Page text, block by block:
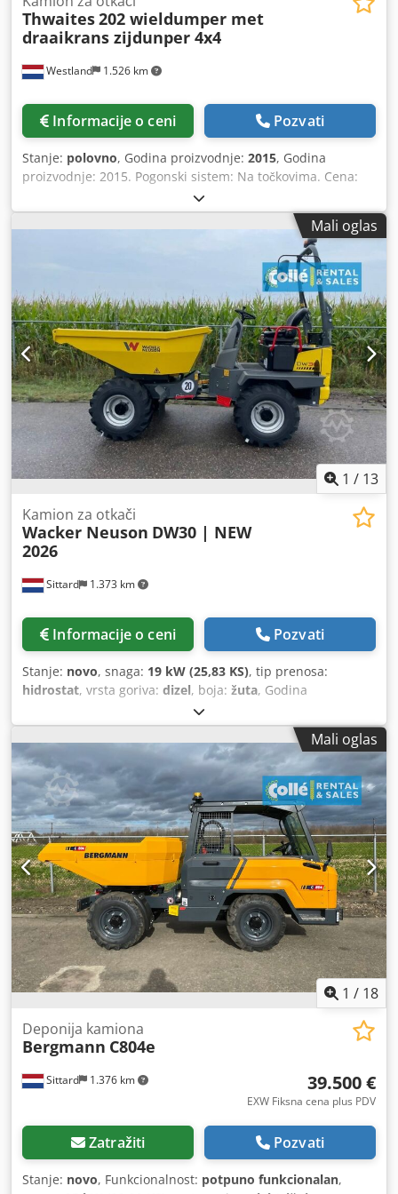
Westland 1.526 km
Thwaites202 wieldumper met
draaikrans zijdunper 4x4
Informacije o ceni Pozvati
Stanje: polovno, Godina proizvodnje: 2015, Godina
proizvodnje: 2015. Pogonski sistem: Na točkovima. Cena:
Na upit. Proizvođač: Thwaites JP. Dwsdpfx Abezlq Dholoa
Mali oglas
1 / 13
Sittard 1.373 km
Kamion za otkači
Wacker Neuson DW30 | NEW
2026
Informacije o ceni Pozvati
Stanje: novo, snaga: 19 kW (25,83 KS), tip prenosa:
hidrostat, vrsta goriva: dizel, boja: žuta, Godina
, radni sati:1 h
prostora:2 m³, gorivo:dizel, Tehničke informacije Marka
motora: 3TNV76 Diesel Maksimalna brzina: 20 km/h Masa
bez tereta: 2.142 kg Funkcionalno CE-oznake: da Stanje
Opšte stanje: veoma dobro Tehničko stanje: veoma dobro
Vizuelno stanje: veoma dobro Dwsdpfsxdazaox Ablea
Dodatne informacije Kapacitet dodatne hidraulike: 66
l/min Maksimalna nosivost: 3000 kg Emisioni nivo: Stage V /
Tier V Uslovi isporuke: EXW Transportne dimenzije (D x Š x
V): 3,710 × 1,730 × 2,778 Zemlja proizvodnje: DE Dodatne
informacije Za više informacija obratite se prodajnom
odeljenju Collé Sittard. = Dodatne opcije i oprema = -
Rotaciono svetlo
Mali oglas
1 / 18
Sittard 1.376 km
Deponija kamiona
Bergmann C804e
39.500 €
EXW Fiksna cena plus PDV
Zatražiti Pozvati
Stanje: novo, Funkcionalnost: potpuno funkcionalan,